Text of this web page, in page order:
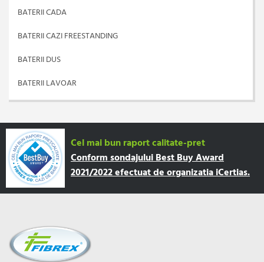
BATERII CADA
BATERII CAZI FREESTANDING
BATERII DUS
BATERII LAVOAR
Cel mai bun raport calitate-pret
Conform sondajului Best Buy Award
2021/2022 efectuat de organizatia iCertias.